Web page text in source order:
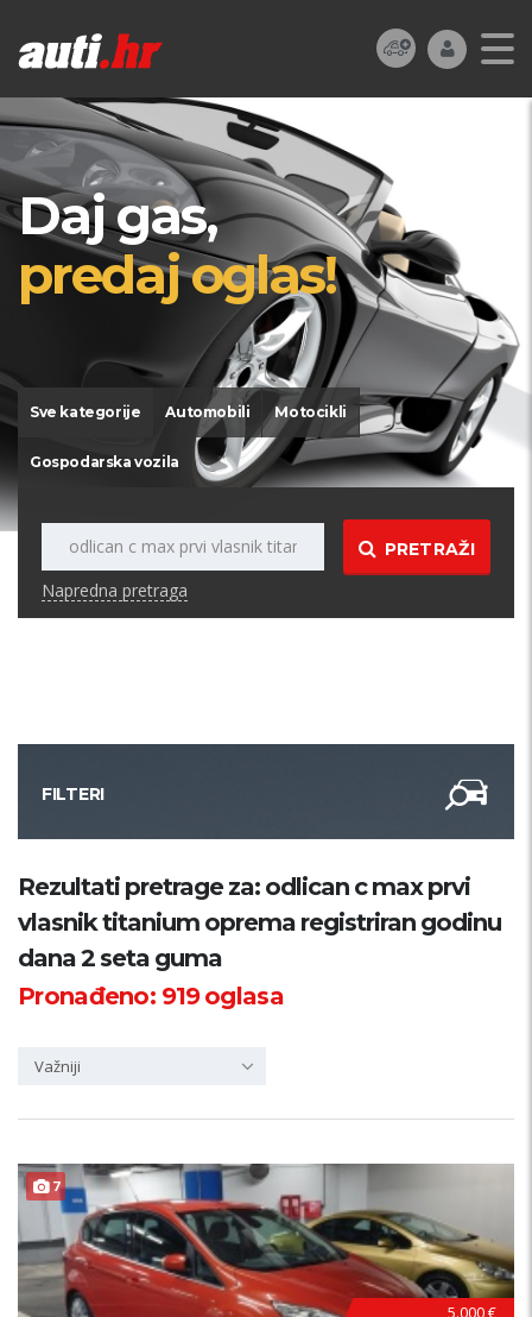
Daj gas,
predaj oglas!
Sve kategorije Automobili Motocikli
Gospodarska vozila
PRETRAŽI
Napredna pretraga
FILTERI
Kategorija
Županija
Samo sa slikom
Rezultati pretrage za: odlican c max prvi
vlasnik titanium oprema registriran godinu
dana 2 seta guma
Pronađeno: 919oglasa
Važniji
7
5.000 €